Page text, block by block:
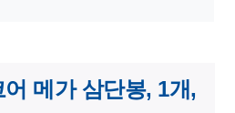
메가 삼단봉, 1개,